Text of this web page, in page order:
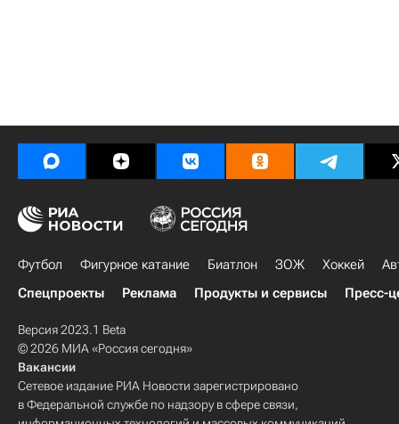
Футбол Фигурное катание Биатлон ЗОЖ Хоккей
Спецпроекты
Реклама Продукты и сервисы Пресс-
Версия 2023.1 Beta
© 2026 МИА «Россия сегодня»
Вакансии
Сетевое издание РИА Новости зарегистрировано
в Федеральной службе по надзору в сфере связи,